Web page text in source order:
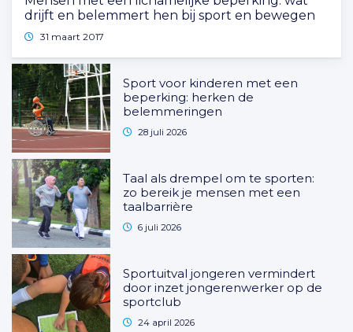
drijft en belemmert hen bij sport en bewegen
31 maart 2017
Sport voor kinderen met een
beperking: herken de
belemmeringen
28 juli 2026
Taal als drempel om te sporten:
zo bereik je mensen met een
taalbarrière
6 juli 2026
Sportuitval jongeren vermindert
door inzet jongerenwerker op de
sportclub
24 april 2026